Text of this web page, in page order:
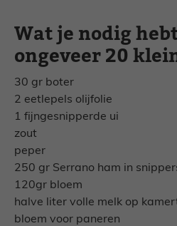
Wat je nodig
ongeveer 20
30 gr boter
2 eetlepels olijfolie
1 fijngesnipperde ui
zout
peper
250 gr Serrano ham in
120gr bloem
halve liter volle melk op
bloem voor paneren